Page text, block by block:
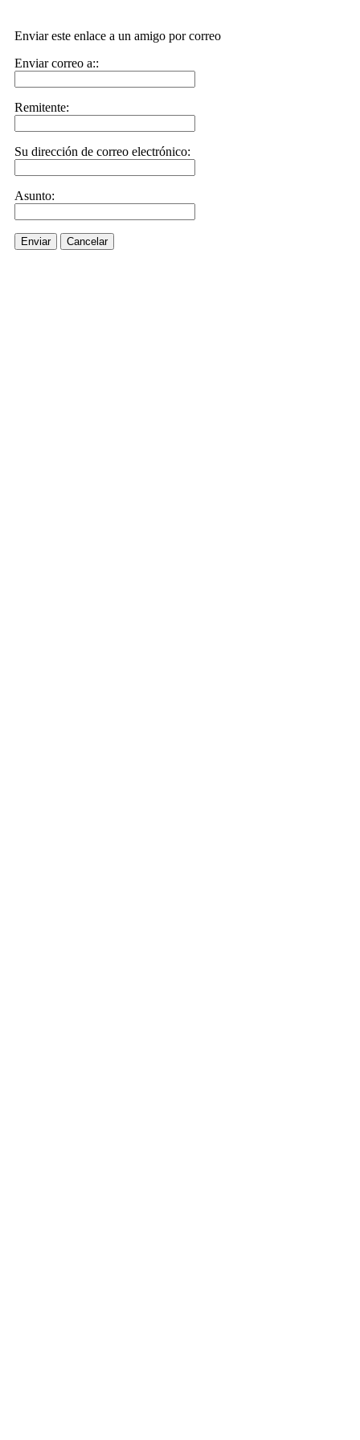
Enviar este enlace a un amigo por correo
Enviar correo a::
Remitente:
Su dirección de correo electrónico:
Asunto:
Enviar Cancelar